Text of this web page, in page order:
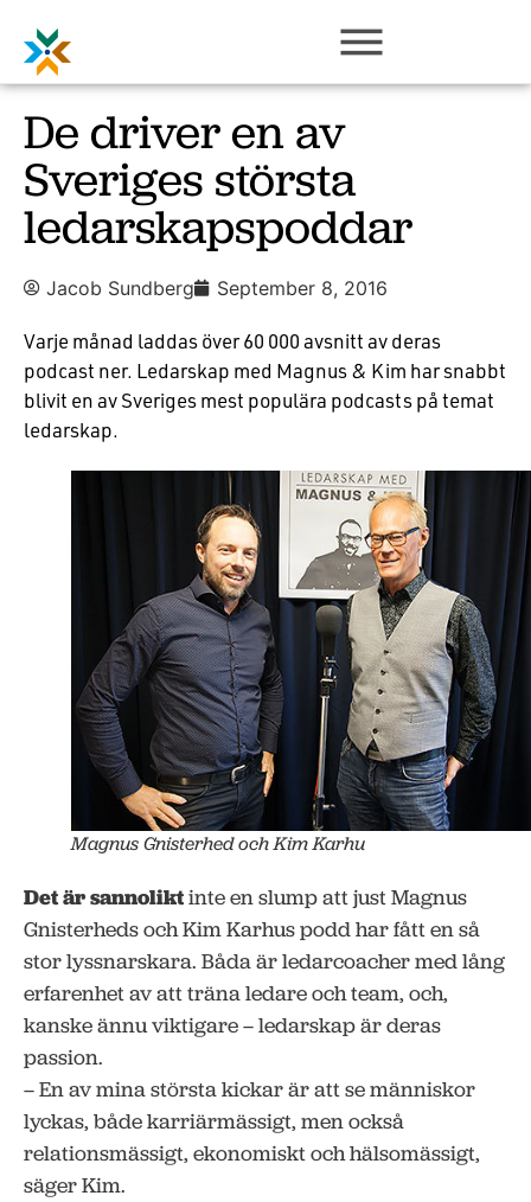
De driver en av
Sveriges största
ledarskapspoddar
Jacob Sundberg September 8, 2016
Varje månad laddas över 60 000 avsnitt av deras
podcast ner. Ledarskap med Magnus & Kim har snabbt
blivit en av Sveriges mest populära podcasts på temat
ledarskap.
Magnus Gnisterhed och Kim Karhu
Det är sannoliktinte en slump att just Magnus
Gnisterheds och Kim Karhus podd har fått en så
stor lyssnarskara. Båda är ledarcoacher med lång
erfarenhet av att träna ledare och team, och,
kanske ännu viktigare – ledarskap är deras
passion.
– En av mina största kickar är att se människor
lyckas, både karriärmässigt, men också
relationsmässigt, ekonomiskt och hälsomässigt,
säger Kim.